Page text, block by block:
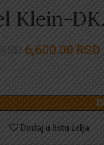
Klein-
6,600.00 RSD
Dodaj u listu želja